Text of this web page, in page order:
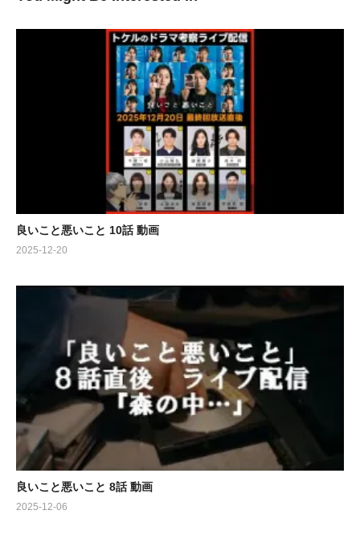
さあ、この衝撃的な真実を、その目で見届ける準備はできていま
間宮祥太朗 新木優子
森本慎太郎(SixTONES) 深川麻衣 戸塚純貴 剛力彩芽 木村昴
藤間爽子 工藤阿須加 松井玲奈 稲葉友 森優作 水川かたまり(空気
徳永えり 木津つばさ 玉田志織 秋谷郁甫 田中美久 宮崎莉里沙矢
柴俊博 赤間麻里子
良いこと悪いこと 10話 動画
2025-12-20
良いこと悪いこと 8話 動画
2025-12-06